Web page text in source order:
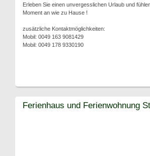
Erleben Sie einen unvergesslichen Urlaub und
Moment an wie zu Hause !
zusätzliche Kontaktmöglichkeiten:
Mobil: 0049 163 9081429
Mobil: 0049 178 9330190
Ferienhaus und Ferienwohnung